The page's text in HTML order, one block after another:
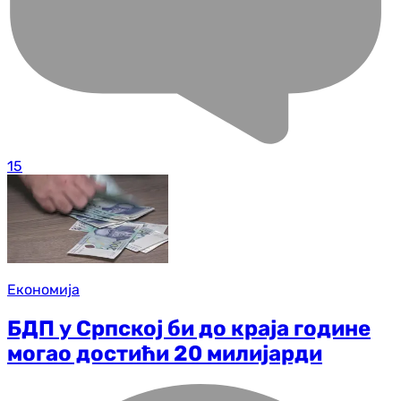
15
Економија
БДП у Српској би до краја године
могао достићи 20 милијарди